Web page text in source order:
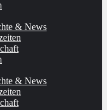
& News
& News